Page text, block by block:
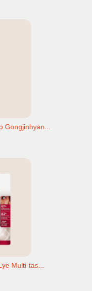
Gongjinhyan...
Multi-tas...